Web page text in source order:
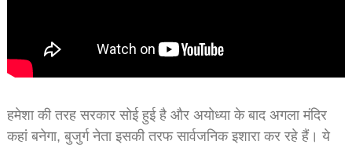
हमेशा की तरह सरकार सोई हुई है और अयोध्या के बाद अगला मंदिर
कहां बनेगा, बुजुर्ग नेता इसकी तरफ सार्वजनिक इशारा कर रहे हैं। ये